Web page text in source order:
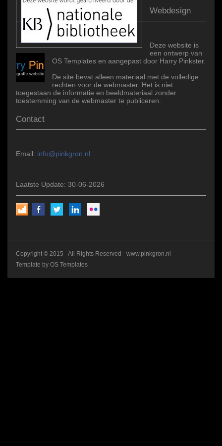
Webdesign
Deze website is
een ontwerp van
OS Templates en aangepast door Harry Pinkster.
De site bevat alleen materiaal met de volledige
rechten voor de webmaster. Het is niet
toegestaan de informatie en beeldmateriaal zonder
toestemming van de webmaster te publiceren.
Contact
Email: info@pinkgron.nl
Laatste Update: 30-06-2026
Copyright © 2015 - All Rights Reserved -www.pinkgron.nl
Template byOS Templates